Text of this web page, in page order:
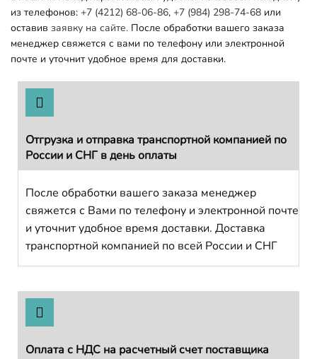
из телефонов: +7 (4212) 68-06-86, +7 (984) 298-74-68 или
оставив заявку на сайте. После обработки вашего заказа
менеджер свяжется с вами по телефону или электронной
почте и уточнит удобное время для доставки.
Отгрузка и отправка транспортной компанией по
России и СНГ в день оплаты
После обработки вашего заказа менеджер
свяжется с Вами по телефону и электронной почте
и уточнит удобное время доставки. Доставка
транспортной компанией по всей России и СНГ
Оплата с НДС на расчетный счет поставщика